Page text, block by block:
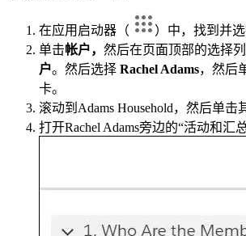
在应用启动器（ ）中，找到并
单击帐户， 然后在页面顶部的选择
户。然后选择 Rachel Adams，然后
卡。
滚动到Adams Household，然后单击
打开Rachel Adams旁边的“活动和汇